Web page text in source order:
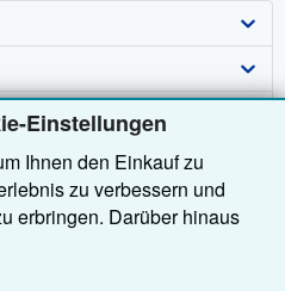
Einstellungen
Ihnen den Einkauf zu
zu verbessern und
erbringen. Darüber hinaus
nachzuvollziehen, wie